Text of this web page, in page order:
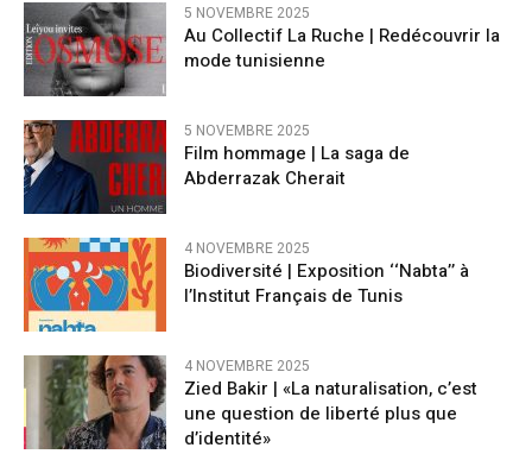
5 NOVEMBRE 2025
Au Collectif La Ruche | Redécouvrir la
mode tunisienne
5 NOVEMBRE 2025
Film hommage | La saga de
Abderrazak Cherait
4 NOVEMBRE 2025
Biodiversité | Exposition ‘‘Nabta’’ à
l’Institut Français de Tunis
4 NOVEMBRE 2025
Zied Bakir | «La naturalisation, c’est
une question de liberté plus que
d’identité»